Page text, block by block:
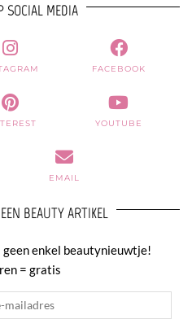
SOCIAL MEDIA
FACEBOOK
YOUTUBE
EMAIL
BEAUTY ARTIKEL
geen enkel beautynieuwtje!
= gratis